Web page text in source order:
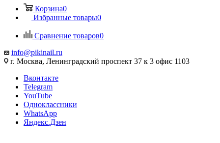
Корзина0
Избранные товары0
Сравнение товаров0
info@pikinail.ru
г. Москва, Ленинградский проспект 37 к 3 офис 1103
Вконтакте
Telegram
YouTube
Одноклассники
WhatsApp
Яндекс.Дзен